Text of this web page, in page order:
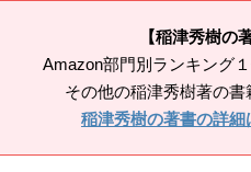
【稲津秀樹の
Amazon部門別ランキング
その他の稲津秀樹著の書
稲津秀樹の著書の詳細